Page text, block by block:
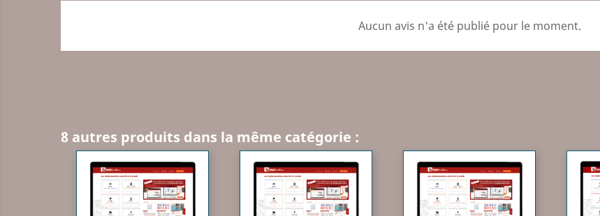
Aucun avis n'a été publié pour le moment.
8 autres produits dans la même catégorie :